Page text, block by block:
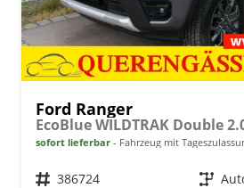
Ford Ranger
sofort lieferbar Fahrzeug mit
Fahrzeugnr. 386724 Getriebe